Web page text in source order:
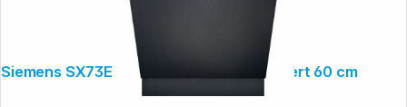
Siemens SX73EX22CE Spüler vollintegriert 60 cm